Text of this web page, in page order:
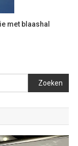
met blaashal
Zoeken